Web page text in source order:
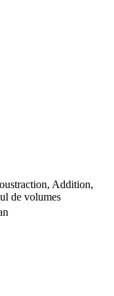
Addition,
de volumes